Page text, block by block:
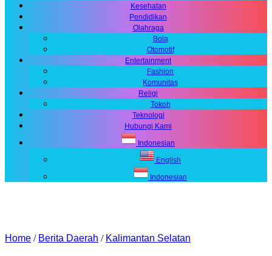
Kesehatan
Pendidikan
Olahraga
Bola
Otomotif
Entertainment
Fashion
Komunitas
Religi
Tokoh
Teknologi
Hubungi Kami
Indonesian
English
Indonesian
Home / Berita Daerah / Kalimantan Selatan